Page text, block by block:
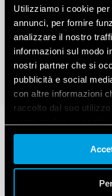
Utilizziamo i cookie
annunci, per fornire
analizzare il nostro
informazioni sul modo
nostri partner che si
pubblicità e social
con altre informazioni
raccolto dal suo
Vai alla Cookie Policy